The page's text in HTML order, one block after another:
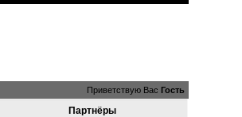
Приветствую Вас Гость
Партнёры